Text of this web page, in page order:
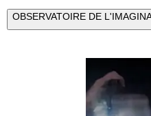
OBSERVATOIRE DE